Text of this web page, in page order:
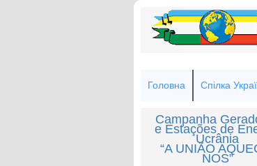
Головна Спілка
Campanha
e Estações de
Ucrânia
“A UNIÃO
NOS”